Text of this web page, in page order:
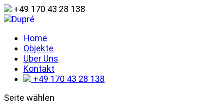
+49 170 43 28 138
Home
Objekte
Über Uns
Kontakt
+49 170 43 28 138
Seite wählen